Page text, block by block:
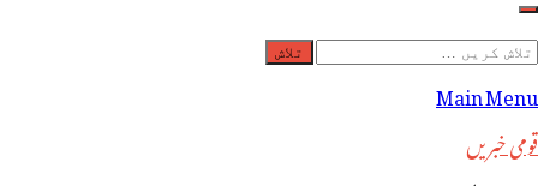
تلاش
کریں
برائے:
Main Menu
قومی خبریں